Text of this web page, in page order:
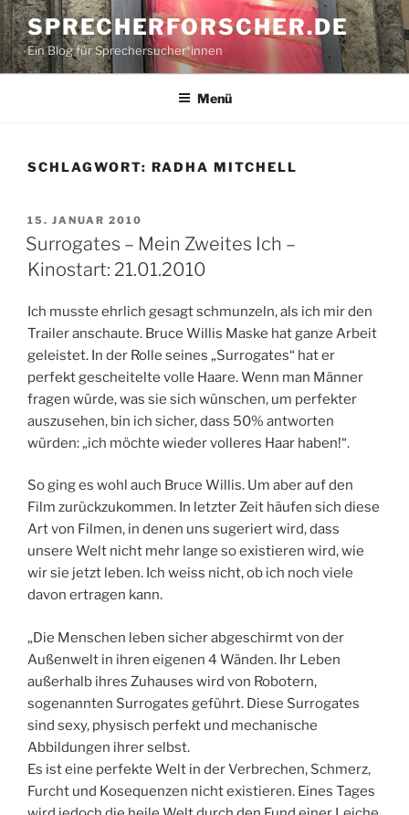
Zum
Inhalt
springen
SPRECHERFORSCHER.DE
Ein Blog für Sprechersucher*innen
Menü
SCHLAGWORT: RADHA MITCHELL
VERÖFFENTLICHT
AM
15. JANUAR 2010
Surrogates – Mein Zweites Ich –
Kinostart: 21.01.2010
Ich musste ehrlich gesagt schmunzeln, als ich mir den
Trailer anschaute. Bruce Willis Maske hat ganze Arbeit
geleistet. In der Rolle seines „Surrogates“ hat er
perfekt gescheitelte volle Haare. Wenn man Männer
fragen würde, was sie sich wünschen, um perfekter
auszusehen, bin ich sicher, dass 50% antworten
würden: „ich möchte wieder volleres Haar haben!“.
So ging es wohl auch Bruce Willis. Um aber auf den
Film zurückzukommen. In letzter Zeit häufen sich diese
Art von Filmen, in denen uns sugeriert wird, dass
unsere Welt nicht mehr lange so existieren wird, wie
wir sie jetzt leben. Ich weiss nicht, ob ich noch viele
davon ertragen kann.
„Die Menschen leben sicher abgeschirmt von der
Außenwelt in ihren eigenen 4 Wänden. Ihr Leben
außerhalb ihres Zuhauses wird von Robotern,
sogenannten Surrogates geführt. Diese Surrogates
sind sexy, physisch perfekt und mechanische
Abbildungen ihrer selbst.
Es ist eine perfekte Welt in der Verbrechen, Schmerz,
Furcht und Kosequenzen nicht existieren. Eines Tages